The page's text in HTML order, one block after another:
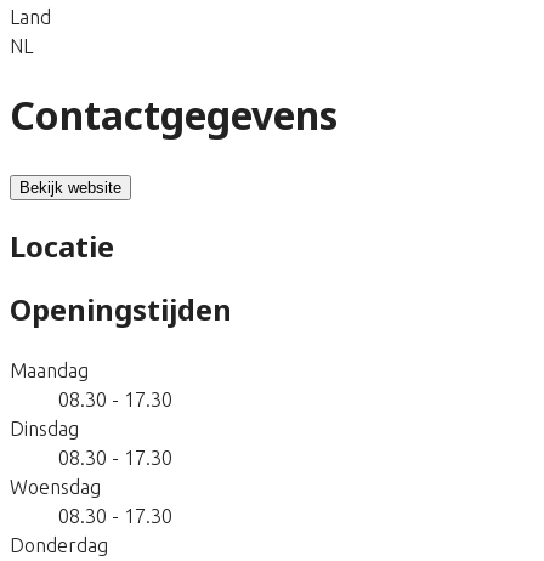
Land
NL
Contactgegevens
Bekijk website
Locatie
Openingstijden
Maandag
08.30 - 17.30
Dinsdag
08.30 - 17.30
Woensdag
08.30 - 17.30
Donderdag